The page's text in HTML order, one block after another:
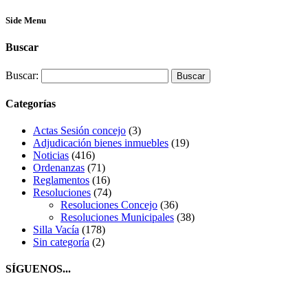
Side Menu
Buscar
Buscar:
Categorías
Actas Sesión concejo (3)
Adjudicación bienes inmuebles (19)
Noticias (416)
Ordenanzas (71)
Reglamentos (16)
Resoluciones (74)
Resoluciones Concejo (36)
Resoluciones Municipales (38)
Silla Vacía (178)
Sin categoría (2)
SÍGUENOS...